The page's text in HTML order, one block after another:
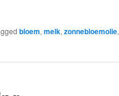
bloem, melk, zonnebloemolie,